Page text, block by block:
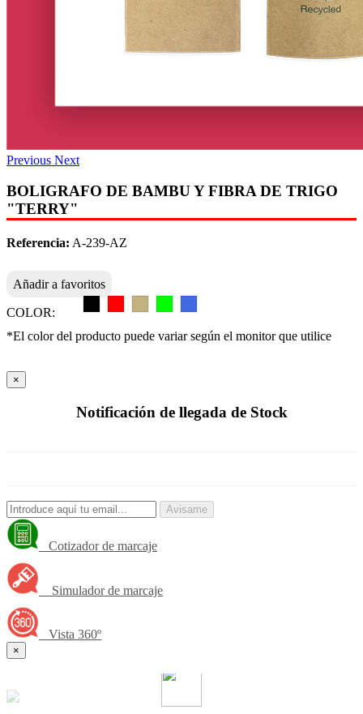
Previous Next
BOLIGRAFO DE BAMBU Y FIBRA DE TRIGO
"TERRY"
Referencia: A-239-AZ
Añadir a favoritos
COLOR:
*El color del producto puede variar según el monitor que utilice
×
Notificación de llegada de Stock
Avisame
Cotizador de marcaje
Simulador de marcaje
Vista 360º
×